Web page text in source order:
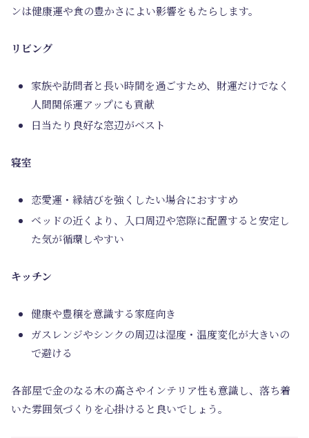
ンは健康運や食の豊かさによい影響をもたらします。
リビング
家族や訪問者と長い時間を過ごすため、財運だけでなく
人間関係運アップにも貢献
日当たり良好な窓辺がベスト
寝室
恋愛運・縁結びを強くしたい場合におすすめ
ベッドの近くより、入口周辺や窓際に配置すると安定し
た気が循環しやすい
キッチン
健康や豊穣を意識する家庭向き
ガスレンジやシンクの周辺は湿度・温度変化が大きいの
で避ける
各部屋で金のなる木の高さやインテリア性も意識し、落ち着
いた雰囲気づくりを心掛けると良いでしょう。